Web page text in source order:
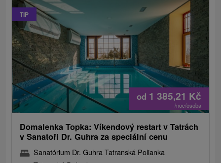
TIP
od 1 385,21 Kč
/noc/osoba
Domalenka Topka: Víkendový restart v Tatrách
v Sanatoři Dr. Guhra za speciální cenu
Sanatórium Dr. Guhra Tatranská Polianka